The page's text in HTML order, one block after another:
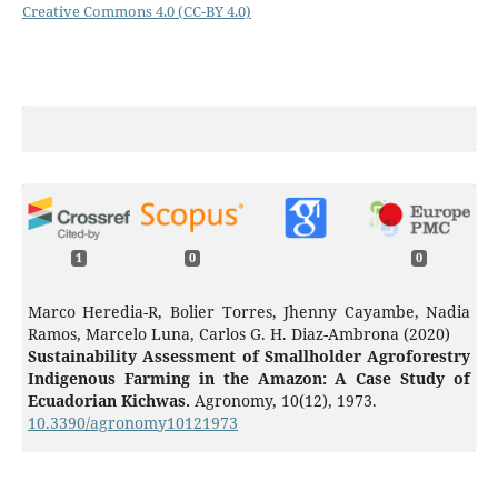
Creative Commons 4.0 (CC-BY 4.0)
1 0 0
Marco Heredia-R, Bolier Torres, Jhenny Cayambe, Nadia
Ramos, Marcelo Luna, Carlos G. H. Diaz-Ambrona (2020)
Sustainability Assessment of Smallholder Agroforestry
Indigenous Farming in the Amazon: A Case Study of
Ecuadorian Kichwas. Agronomy, 10(12), 1973.
10.3390/agronomy10121973